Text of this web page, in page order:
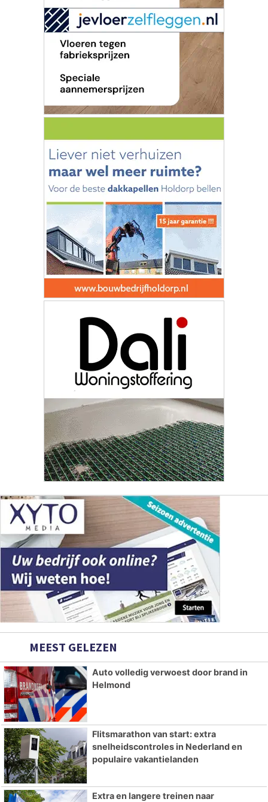
MEEST GELEZEN
Auto volledig verwoest door brand in
Helmond
Flitsmarathon van start: extra
snelheidscontroles in Nederland en
populaire vakantielanden
Extra en langere treinen naar